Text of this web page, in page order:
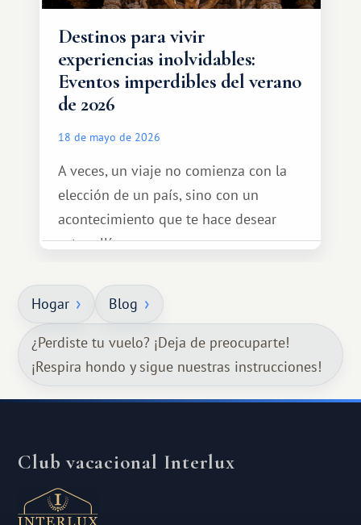
Destinos para vivir
experiencias inolvidables:
Eventos imperdibles del verano
de 2026
18 de mayo de 2026
A veces, un viaje no comienza con la
elección de un país, sino con un
acontecimiento que te hace desear
estar allí...
Hogar Blog
¿Perdiste tu vuelo? ¡Deja de preocuparte!
¡Respira hondo y sigue nuestras instrucciones!
Club vacacional Interlux